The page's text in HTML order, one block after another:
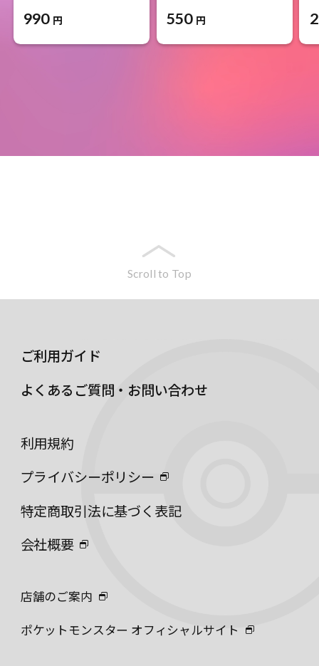
990 円 550 円
Scroll to Top
ご利用ガイド
よくあるご質問・お問い合わせ
利用規約
プライバシーポリシー
特定商取引法に基づく表記
会社概要
店舗のご案内
ポケットモンスター オフィシャルサイト